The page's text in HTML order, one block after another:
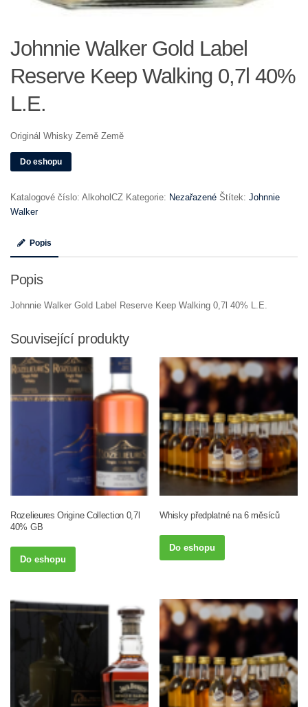
Johnnie Walker Gold Label
Reserve Keep Walking 0,7l 40%
L.E.
Originál Whisky Země Země
Do eshopu
Katalogové číslo: AlkoholCZ Kategorie: Nezařazené Štítek: Johnnie
Walker
Popis
Popis
Johnnie Walker Gold Label Reserve Keep Walking 0,7l 40% L.E.
Související produkty
Rozelieures Origine Collection 0,7l
40% GB
Do eshopu
Whisky předplatné na 6 měsíců
Do eshopu